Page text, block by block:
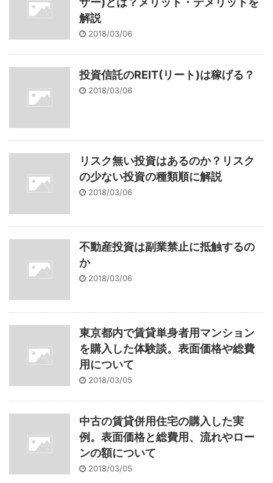
解説
2018/03/06
投資信託のREIT(リート)は稼げる？
2018/03/06
リスク無い投資はあるのか？リスク
の少ない投資の種類順に解説
2018/03/06
不動産投資は副業禁止に抵触するの
か
2018/03/06
東京都内で賃貸単身者用マンション
を購入した体験談。表面価格や総費
用について
2018/03/05
中古の賃貸併用住宅の購入した実
例。表面価格と総費用、流れやロー
ンの額について
2018/03/05